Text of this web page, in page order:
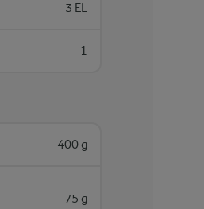
3 EL
1
400 g
75 g